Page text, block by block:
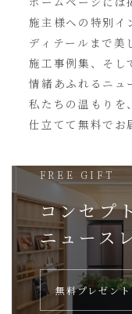
施主様への特別イ
ディテールまで美
施工事例集、そし
情緒あふれるニュ
私たちの温もりを
仕立てて無料でお
FREE GIFT
コンセプ
ニュース
無料プレゼン